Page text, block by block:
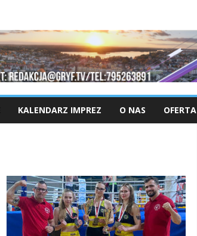
KALENDARZ IMPREZ O NAS OFERTA